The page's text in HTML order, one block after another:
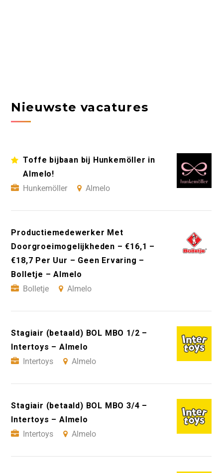
Nieuwste vacatures
Toffe bijbaan bij Hunkemöller in
Almelo!
Hunkemöller
Almelo
Productiemedewerker Met
Doorgroeimogelijkheden – €16,1 –
€18,7 Per Uur – Geen Ervaring –
Bolletje – Almelo
Bolletje
Almelo
Stagiair (betaald) BOL MBO 1/2 –
Intertoys – Almelo
Intertoys
Almelo
Stagiair (betaald) BOL MBO 3/4 –
Intertoys – Almelo
Intertoys
Almelo